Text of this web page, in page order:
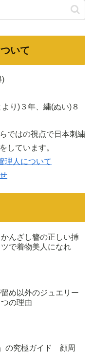
いて
)
り)３年、繍(ぬい)８
ではの視点で日本刺繍
しています。
理人について
かんざし簪の正しい挿
で着物美人になれ
め以外のジュエリー
の理由
の究極ガイド 顔周